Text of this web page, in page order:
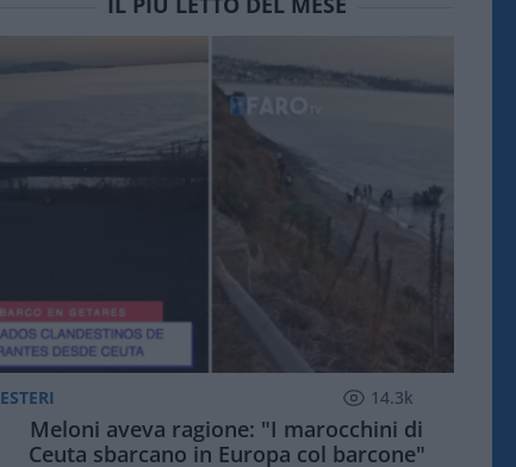
ESTERI 14.3k
Meloni aveva ragione: "I marocchini di
Ceuta sbarcano in Europa col barcone"